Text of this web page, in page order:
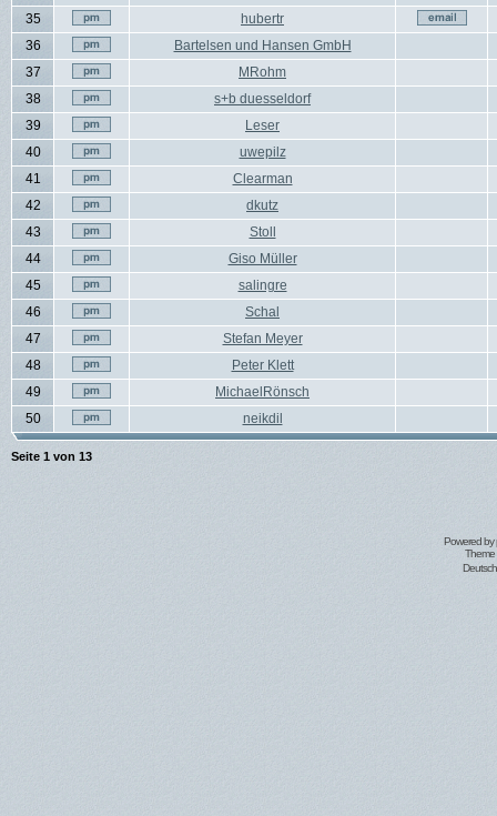
35
hubertr
36
Bartelsen und Hansen GmbH
37
MRohm
38
s+b duesseldorf
39
Leser
40
uwepilz
41
Clearman
42
dkutz
43
Stoll
44
Giso Müller
45
salingre
46
Schal
47
Stefan Meyer
48
Peter Klett
49
MichaelRönsch
50
neikdil
Seite 1 von 13
Powered by
Theme